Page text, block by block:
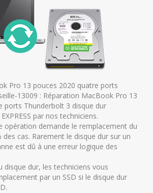
Pro 13 pouces 2020 quatre ports
13009 : Réparation MacBook Pro 13
ports Thunderbolt 3 disque dur
par nos techniciens.
opération demande le remplacement du
des cas. Rarement le disque dur sur un
est dû à une erreur logique des
disque dur, les techniciens vous
par un SSD si le disque dur